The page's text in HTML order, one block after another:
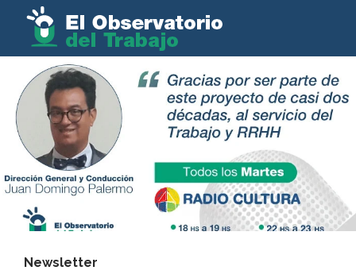
Newsletter